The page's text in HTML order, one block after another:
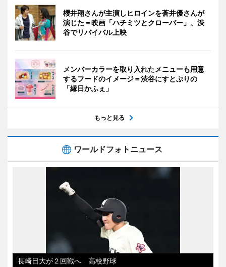
櫻井翔さんが主演しヒロインを蒼井優さんが
演じた＝映画「ハチミツとクローバー」、渋
谷でリバイバル上映
メンバーカラーを取り入れたメニューも用意
するフードのイメージ＝渋谷にすとぷりの
「縁日かふぇ」
もっと見る
ワールドフォトニュース
長崎日大が２回戦へ 高校野球